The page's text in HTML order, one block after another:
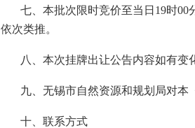
七、本批次限时竞价至当日19时00
依次类推。
八、本次挂牌出让公告内容如有变
九、无锡市自然资源和规划局对本
十、联系方式